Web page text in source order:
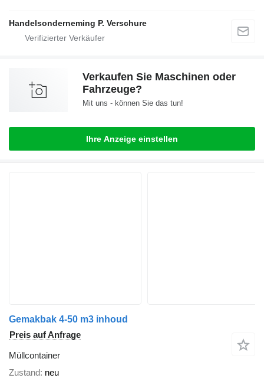
Handelsonderneming P. Verschure
Verkaufen Sie Maschinen oder
Fahrzeuge?
Mit uns - können Sie das tun!
Ihre Anzeige einstellen
Gemakbak 4-50 m3 inhoud
Preis auf Anfrage
Müllcontainer
Zustand neu